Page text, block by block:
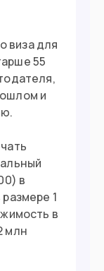
виза для
55
и
в
1
в
млн